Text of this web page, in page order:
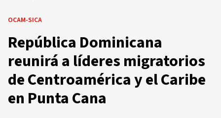
OCAM-SICA
República Dominicana
reunirá a líderes migratorios
de Centroamérica y el Caribe
en Punta Cana